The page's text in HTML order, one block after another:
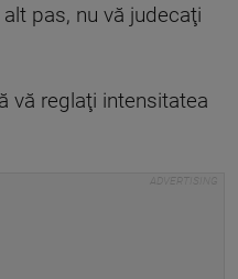
pas, nu vă judecaţi
vă reglaţi intensitatea